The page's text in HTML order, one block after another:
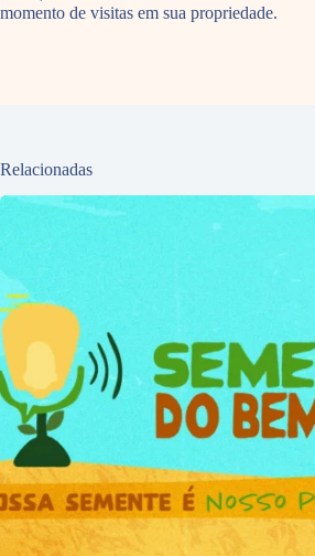
momento de visitas em sua propriedade.
Relacionadas